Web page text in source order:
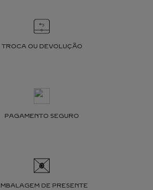
TROCA OU DEVOLUÇÃO
PAGAMENTO SEGURO
DE PRESENTE